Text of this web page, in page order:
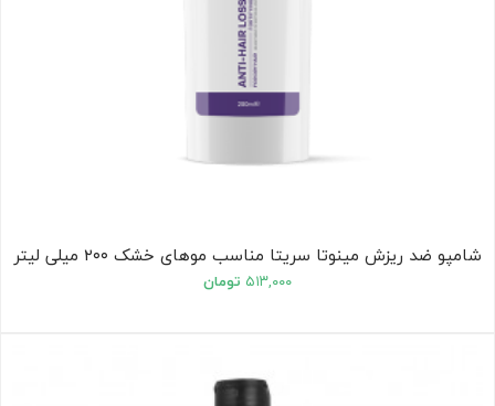
شامپو ضد ریزش مینوتا سریتا مناسب موهای خشک ۲۰۰ میلی لیتر
۵۱۳,۰۰۰ تومان